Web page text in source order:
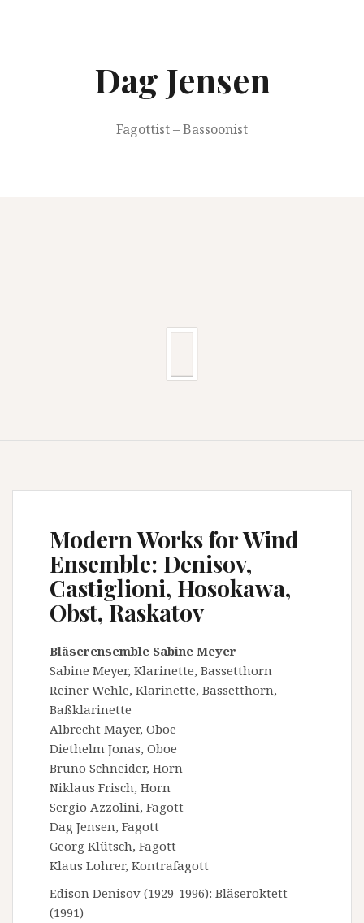
Dag Jensen
Fagottist – Bassoonist
Modern Works for Wind
Ensemble: Denisov,
Castiglioni, Hosokawa,
Obst, Raskatov
Bläserensemble Sabine Meyer
Sabine Meyer, Klarinette, Bassetthorn
Reiner Wehle, Klarinette, Bassetthorn,
Baßklarinette
Albrecht Mayer, Oboe
Diethelm Jonas, Oboe
Bruno Schneider, Horn
Niklaus Frisch, Horn
Sergio Azzolini, Fagott
Dag Jensen, Fagott
Georg Klütsch, Fagott
Klaus Lohrer, Kontrafagott
Edison Denisov (1929-1996): Bläseroktett
(1991)